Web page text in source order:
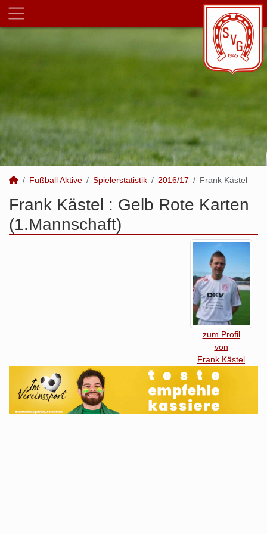
Fußball Aktive Spielerstatistik 2016/17 Frank Kästel
Frank Kästel : Gelb Rote Karten
(1.Mannschaft)
zum Profil
von
Frank Kästel